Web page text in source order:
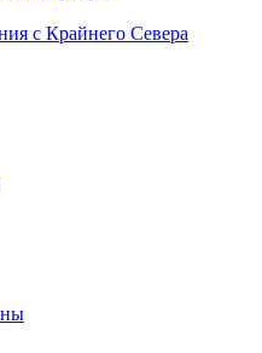
с Крайнего Севера